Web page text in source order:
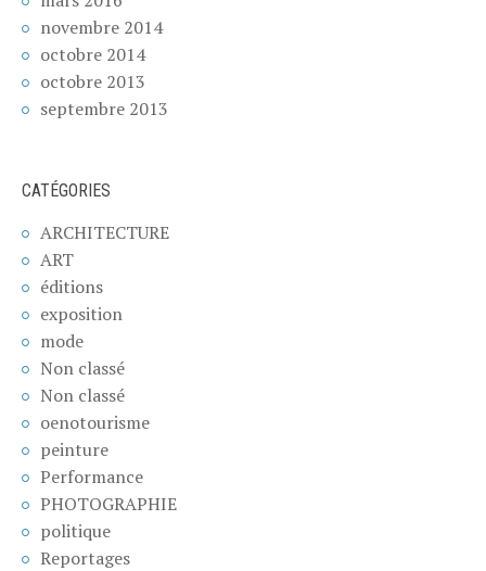
novembre 2014
octobre 2014
octobre 2013
septembre 2013
CATÉGORIES
ARCHITECTURE
ART
éditions
exposition
mode
Non classé
Non classé
oenotourisme
peinture
Performance
PHOTOGRAPHIE
politique
Reportages